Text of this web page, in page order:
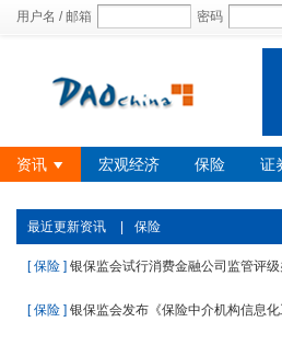
用户名 / 邮箱 密码
资讯 宏观经济 保险 证
最近更新资讯 保险
[ 保险 ] 银保监会试行消费金融公司监管评
[ 保险 ] 银保监会发布《保险中介机构信息